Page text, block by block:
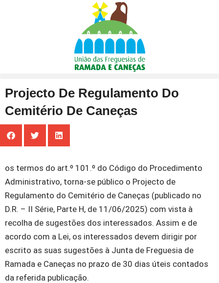
Projecto De Regulamento Do
Cemitério De Caneças
os termos do art.º 101.º do Código do Procedimento
Administrativo, torna-se público o Projecto de
Regulamento do Cemitério de Caneças (publicado no
D.R. – II Série, Parte H, de 11/06/2025) com vista à
recolha de sugestões dos interessados. Assim e de
acordo com a Lei, os interessados devem dirigir por
escrito as suas sugestões à Junta de Freguesia de
Ramada e Caneças no prazo de 30 dias úteis contados
da referida publicação.